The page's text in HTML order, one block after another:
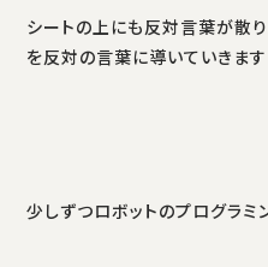
シートの上にも反対言葉が散
を反対の言葉に導いていきます
少しずつロボットのプログラミ